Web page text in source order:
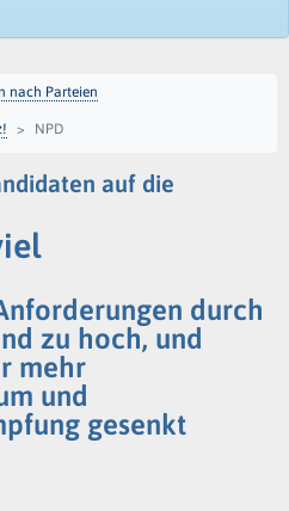
nach Parteien
NPD
auf die
durch
zu hoch, und
mehr
und
gesenkt